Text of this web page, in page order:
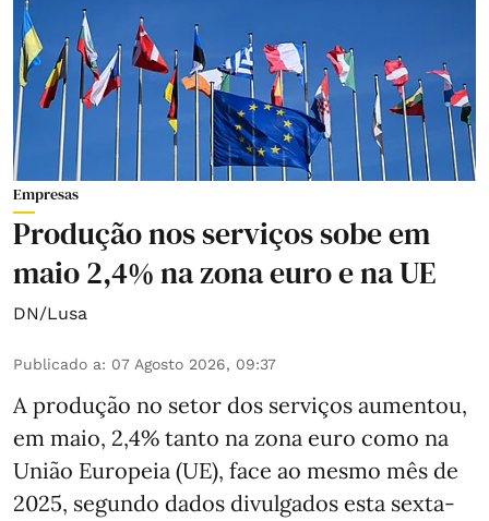
Empresas
Produção nos serviços sobe em
maio 2,4% na zona euro e na UE
DN/Lusa
Publicado a: 07 Agosto 2026, 09:37
A produção no setor dos serviços aumentou,
em maio, 2,4% tanto na zona euro como na
União Europeia (UE), face ao mesmo mês de
2025, segundo dados divulgados esta sexta-